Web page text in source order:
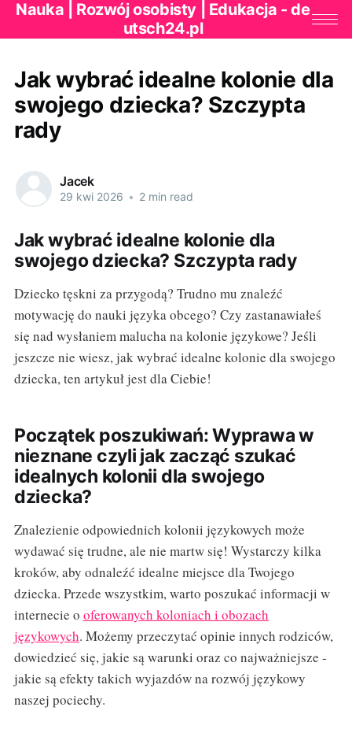
Nauka | Rozwój osobisty | Edukacja - de
utsch24.pl
Jak wybrać idealne kolonie dla
swojego dziecka? Szczypta
rady
Jacek
29 kwi 2026 • 2 min read
Jak wybrać idealne kolonie dla
swojego dziecka? Szczypta rady
Dziecko tęskni za przygodą? Trudno mu znaleźć
motywację do nauki języka obcego? Czy zastanawiałeś
się nad wysłaniem malucha na kolonie językowe? Jeśli
jeszcze nie wiesz, jak wybrać idealne kolonie dla swojego
dziecka, ten artykuł jest dla Ciebie!
Początek poszukiwań: Wyprawa w
nieznane czyli jak zacząć szukać
idealnych kolonii dla swojego
dziecka?
Znalezienie odpowiednich kolonii językowych może
wydawać się trudne, ale nie martw się! Wystarczy kilka
kroków, aby odnaleźć idealne miejsce dla Twojego
dziecka. Przede wszystkim, warto poszukać informacji w
internecie o oferowanych koloniach i obozach
językowych. Możemy przeczytać opinie innych rodziców,
dowiedzieć się, jakie są warunki oraz co najważniejsze -
jakie są efekty takich wyjazdów na rozwój językowy
naszej pociechy.